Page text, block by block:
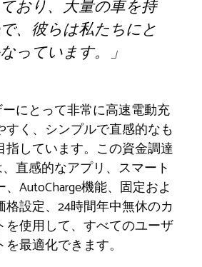
おり、大量の車を持
、彼らは私たちにと
っています。」
ーにとって非常に高速電動充
すく、シンプルで直感的なも
指しています。この資金調達
直感的なアプリ、スマート
AutoCharge機能、固定およ
設定、24時間年中無休のカ
を使用して、すべてのユーザ
最適化できます。